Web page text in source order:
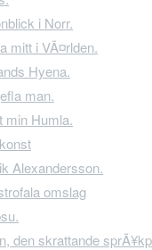
i Norr.
mitt i VÃ¤rlden.
Hyena.
man.
min Humla.
Alexandersson.
omslag
den skrattande